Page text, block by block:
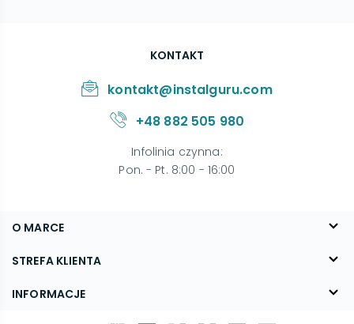
O MARCE
O nas
Blog
STREFA KLIENTA
FAQ
INFORMACJE
KONTAKT
kontakt@instalguru.com
+48 882 505 980
Infolinia czynna:
Pon. - Pt. 8:00 - 16:00